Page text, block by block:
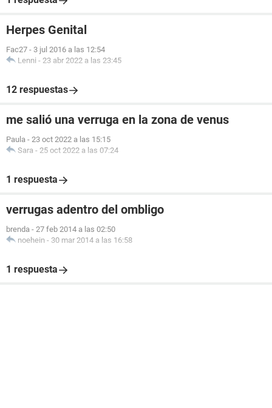
Herpes Genital
Fac27 - 3 jul 2016 a las 12:54
Lenni - 23 abr 2022 a las 23:45
12 respuestas
me salió una verruga en la zona de venus
Paula - 23 oct 2022 a las 15:15
Sara - 25 oct 2022 a las 07:24
1 respuesta
verrugas adentro del ombligo
brenda - 27 feb 2014 a las 02:50
noehein - 30 mar 2014 a las 16:58
1 respuesta